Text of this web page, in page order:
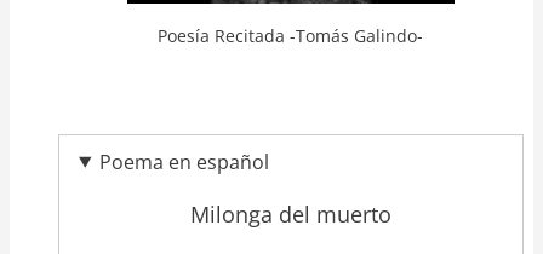
Poesía Recitada -Tomás Galindo-
Poema en español
Milonga del muerto